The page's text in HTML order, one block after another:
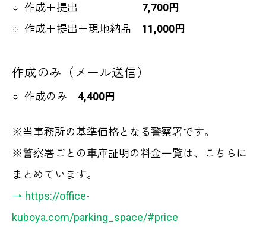
作成＋提出 7,700円
作成＋提出＋現地納品 11,000円
作成のみ（メール送信）
作成のみ 4,400円
※当事務所の基準価格となる警察署です。
※警察署ごとの車庫証明の料金一覧は、こちらに
まとめています。
→ https://office-
kuboya.com/parking_space/#price